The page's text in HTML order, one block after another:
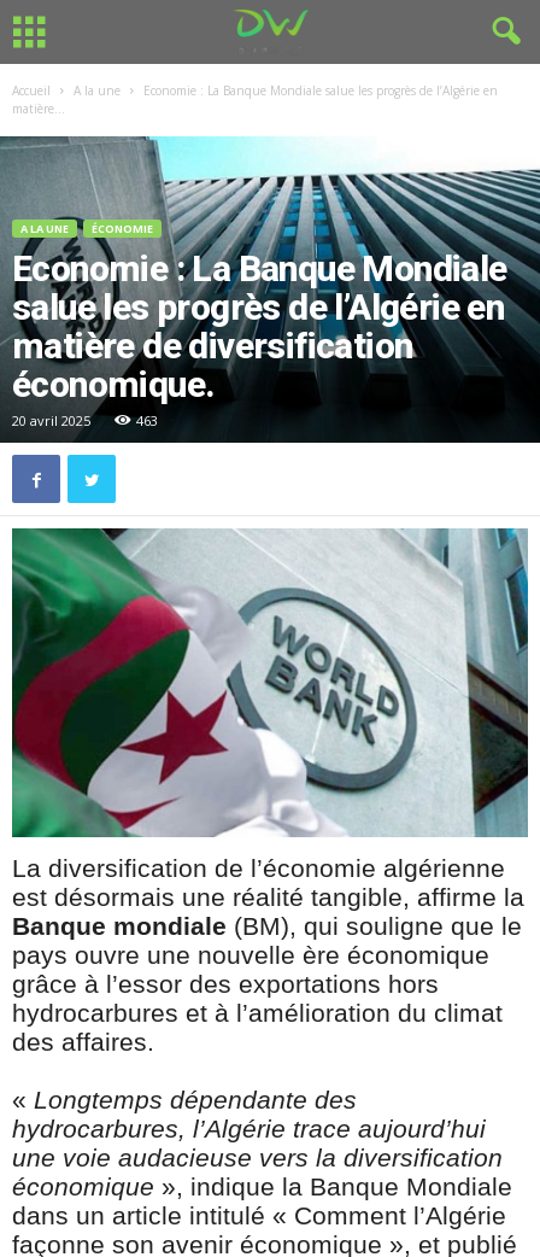
Accueil A la une
Economie : La Banque Mondiale salue les progrès de l’Algérie en
matière...
A LA UNE ÉCONOMIE
Economie : La Banque Mondiale
salue les progrès de l’Algérie en
matière de diversification
économique.
20 avril 2025 463
La diversification de l’économie algérienne
est désormais une réalité tangible, affirme la
Banque mondiale (BM), qui souligne que le
pays ouvre une nouvelle ère économique
grâce à l’essor des exportations hors
hydrocarbures et à l’amélioration du climat
des affaires.
« Longtemps dépendante des
hydrocarbures, l’Algérie trace aujourd’hui
une voie audacieuse vers la diversification
économique », indique la Banque Mondiale
dans un article intitulé « Comment l’Algérie
façonne son avenir économique », et publié